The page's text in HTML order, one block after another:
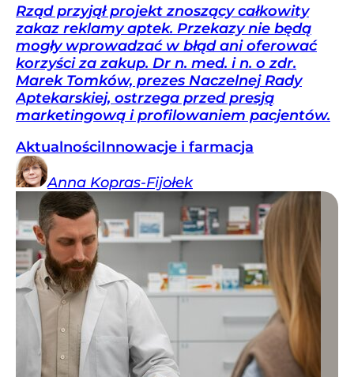
Rząd przyjął projekt znoszący całkowity
zakaz reklamy aptek. Przekazy nie będą
mogły wprowadzać w błąd ani oferować
korzyści za zakup. Dr n. med. i n. o zdr.
Marek Tomków, prezes Naczelnej Rady
Aptekarskiej, ostrzega przed presją
marketingową i profilowaniem pacjentów.
AktualnościInnowacje i farmacja
Anna Kopras-Fijołek